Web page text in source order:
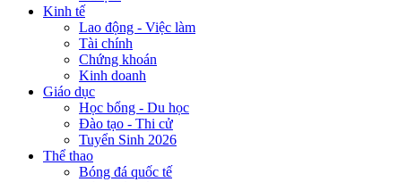
Kinh tế
Lao động - Việc làm
Tài chính
Chứng khoán
Kinh doanh
Giáo dục
Học bổng - Du học
Đào tạo - Thi cử
Tuyển Sinh 2026
Thể thao
Bóng đá quốc tế